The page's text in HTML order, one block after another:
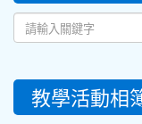
教學活動相